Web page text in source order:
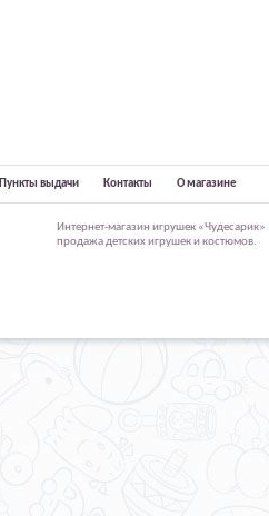
Пункты выдачи Контакты О магазине
Интернет-магазин игрушек
продажа детских игрушек и костюмов.